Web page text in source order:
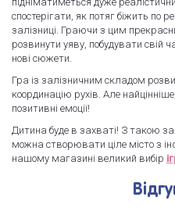
спостерігати, як потяг біжить по
залізниці. Граючи з цим
розвинути уяву, побудувати свій
нові сюжети.
Гра із залізничним складом
координацію рухів. Але
позитивні емоції!
Дитина буде в захваті! З такою
можна створювати ціле місто з
нашому магазині великий вибір